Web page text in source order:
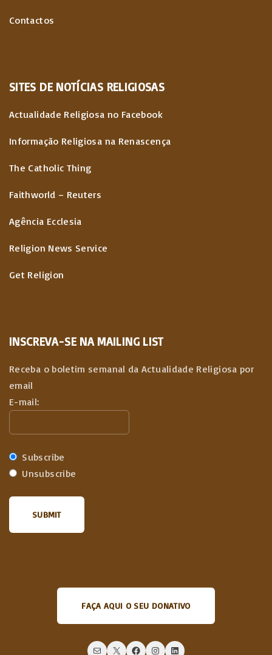
Contactos
SITES DE NOTÍCIAS RELIGIOSAS
Actualidade Religiosa no Facebook
Informação Religiosa na Renascença
The Catholic Thing
Faithworld – Reuters
Agência Ecclesia
Religion News Service
Get Religion
INSCREVA-SE NA MAILING LIST
Receba o boletim semanal da Actualidade Religiosa por
email
E-mail:
Subscribe
Unsubscribe
FAÇA AQUI O SEU DONATIVO
Mail X Facebook Instagram LinkedIn